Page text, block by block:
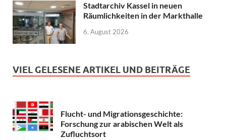
Stadtarchiv Kassel in neuen
Räumlichkeiten in der Markthalle
6. August 2026
VIEL GELESENE ARTIKEL UND BEITRÄGE
Flucht- und Migrationsgeschichte:
Forschung zur arabischen Welt als
Zufluchtsort